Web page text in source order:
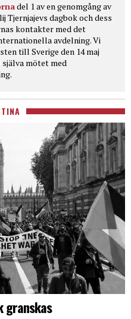
del 1 av en genomgång av
dagbok och dess
kontakter med det
avdelning. Vi
till Sverige den 14 maj
mötet med
granskas